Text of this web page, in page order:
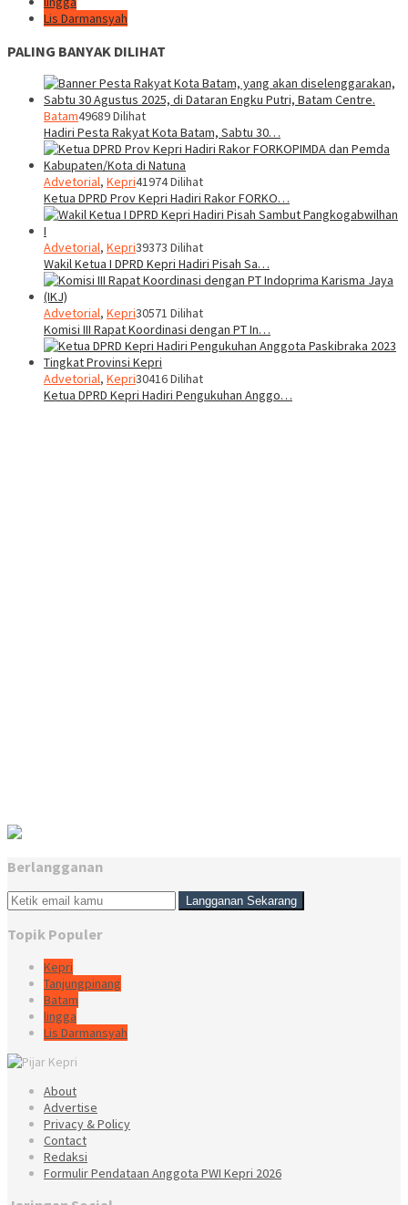
Lis Darmansyah
PALING BANYAK DILIHAT
Batam49689 Dilihat
Hadiri Pesta Rakyat Kota Batam, Sabtu 30…
Advetorial, Kepri41974 Dilihat
Ketua DPRD Prov Kepri Hadiri Rakor FORKO…
Advetorial, Kepri39373 Dilihat
Wakil Ketua I DPRD Kepri Hadiri Pisah Sa…
Advetorial, Kepri30571 Dilihat
Komisi III Rapat Koordinasi dengan PT In…
Advetorial, Kepri30416 Dilihat
Ketua DPRD Kepri Hadiri Pengukuhan Anggo…
Berlangganan
Topik Populer
Kepri
Tanjungpinang
Batam
lingga
Lis Darmansyah
About
Advertise
Privacy & Policy
Contact
Redaksi
Formulir Pendataan Anggota PWI Kepri 2026